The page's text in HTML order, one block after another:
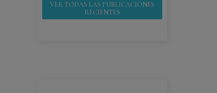
VER TODAS LAS PUBLICACIONES
RECIENTES